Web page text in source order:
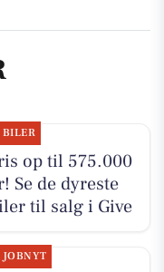
BILER
op til 575.000
Se de dyreste
til salg i Give
JOBNYT